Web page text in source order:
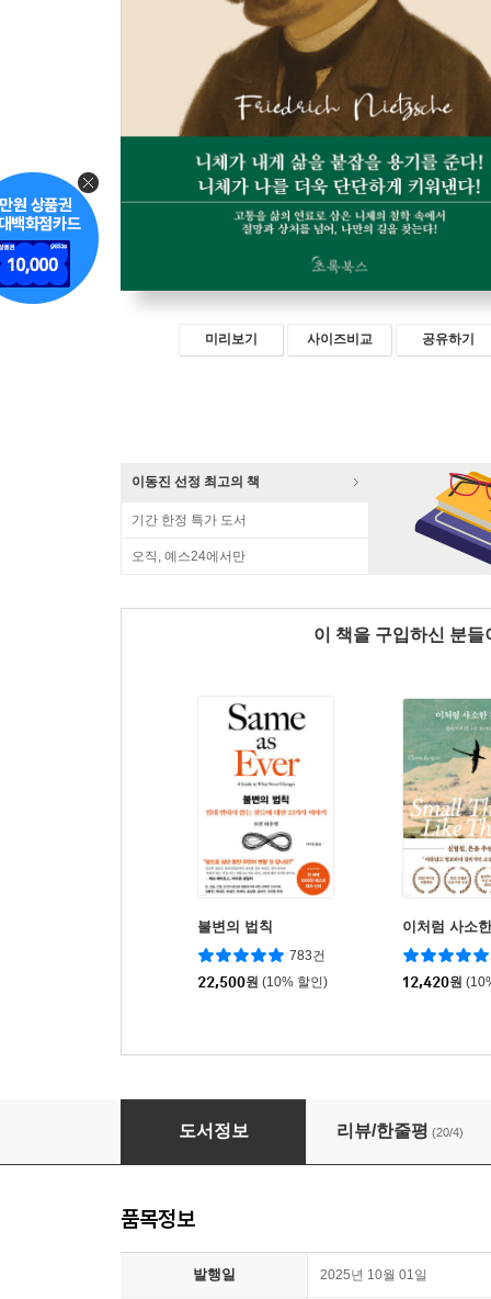
미리보기 사이즈비교 공유하기
이동진 선정 최고의 책
기간 한정 특가 도서
오직, 예스24에서만
이 책을 구입하신 분
불변의 법칙
783건
22,500원 (10% 할인)
이처럼 사소
12,420원
내 의지대로 살고 싶을 때 니체
도서정보 리뷰/한줄평 (20/4)
품목정보
발행일 2025년 10월 01일